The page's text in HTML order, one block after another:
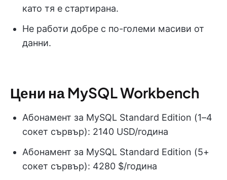
като тя е стартирана.
Не работи добре с по-големи масиви от
данни.
Цени на MySQL Workbench
Абонамент за MySQL Standard Edition (1–4
сокет сървър): 2140 USD/година
Абонамент за MySQL Standard Edition (5+
сокет сървър): 4280 $/година